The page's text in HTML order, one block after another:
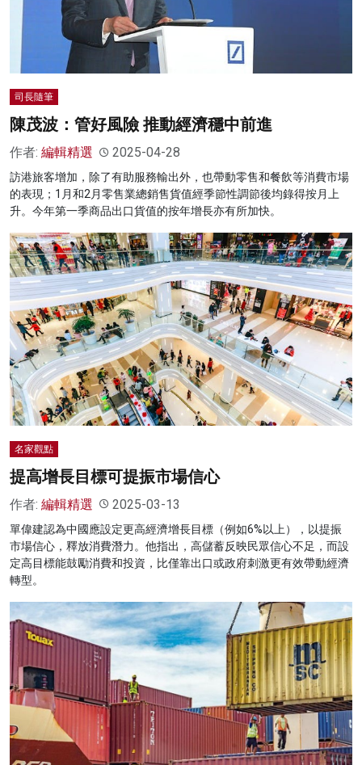
司長隨筆
陳茂波：管好風險 推動經濟穩中前進
作者: 編輯精選 2025-04-28
訪港旅客增加，除了有助服務輸出外，也帶動零售和餐飲等消費市場
的表現；1月和2月零售業總銷售貨值經季節性調節後均錄得按月上
升。今年第一季商品出口貨值的按年增長亦有所加快。
名家觀點
提高增長目標可提振市場信心
作者: 編輯精選 2025-03-13
單偉建認為中國應設定更高經濟增長目標（例如6%以上），以提振
市場信心，釋放消費潛力。他指出，高儲蓄反映民眾信心不足，而設
定高目標能鼓勵消費和投資，比僅靠出口或政府刺激更有效帶動經濟
轉型。